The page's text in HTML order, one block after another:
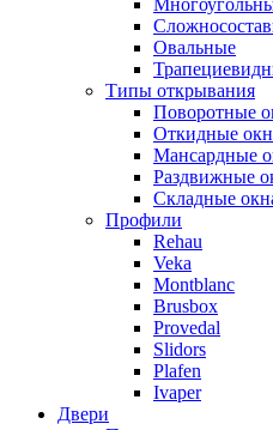
Овальные
Типы открывания
Поворотные
Откидные
Мансардные
Раздвижные
Складные
Профили
Rehau
Veka
Montblanc
Brusbox
Provedal
Slidors
Plafen
Ivaper
Двери